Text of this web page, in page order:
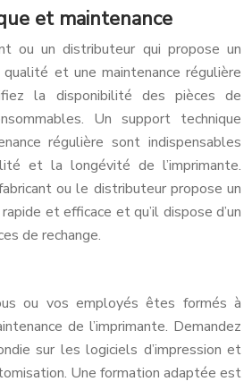
et maintenance
ou un distributeur qui propose un
et une maintenance régulière
la disponibilité des pièces de
Un support technique
régulière sont indispensables
et la longévité de l’imprimante.
ou le distributeur propose un
et efficace et qu’il dispose d’un
de rechange.
ou vos employés êtes formés à
de l’imprimante. Demandez
sur les logiciels d’impression et
Une formation adaptée est